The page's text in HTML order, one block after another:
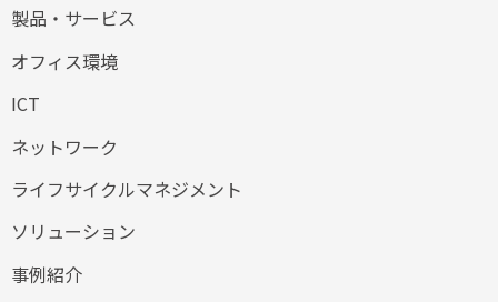
製品・サービス
オフィス環境
ICT
ネットワーク
ライフサイクルマネジメント
ソリューション
事例紹介